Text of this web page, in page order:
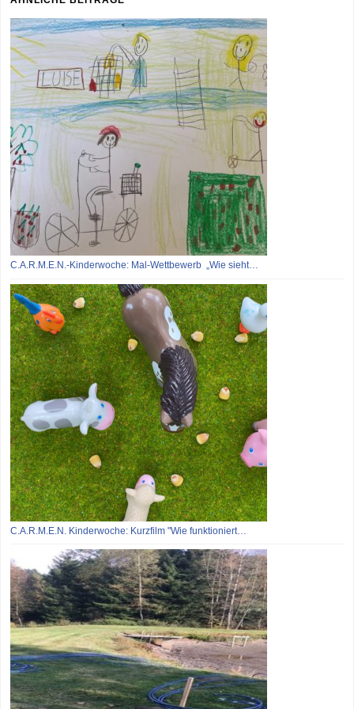
C.A.R.M.E.N.-Kinderwoche: Mal-Wettbewerb „Wie sieht…
C.A.R.M.E.N. Kinderwoche: Kurzfilm "Wie funktioniert…